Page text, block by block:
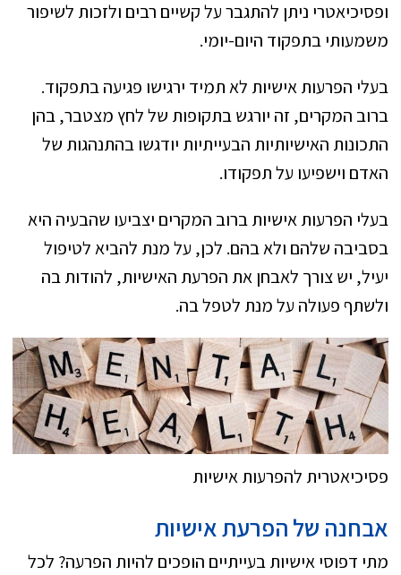
ופסיכיאטרי ניתן להתגבר על קשיים רבים ולזכות לשיפור
משמעותי בתפקוד היום-יומי.
בעלי הפרעות אישיות לא תמיד ירגישו פגיעה בתפקוד.
ברוב המקרים, זה יורגש בתקופות של לחץ מצטבר, בהן
התכונות האישיותיות הבעייתיות יודגשו בהתנהגות של
האדם וישפיעו על תפקודו.
בעלי הפרעות אישיות ברוב המקרים יצביעו שהבעיה היא
בסביבה שלהם ולא בהם. לכן, על מנת להביא לטיפול
יעיל, יש צורך לאבחן את הפרעת האישיות, להודות בה
ולשתף פעולה על מנת לטפל בה.
פסיכיאטרית להפרעות אישיות
אבחנה של הפרעת אישיות
מתי דפוסי אישיות בעייתיים הופכים להיות הפרעה? לכל